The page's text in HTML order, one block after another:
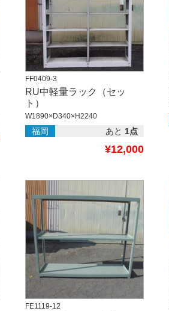
FF0409-3
RU中軽量ラック（セッ
ト）
W1890×D340×H2240
福岡 あと 1点
¥12,000
FE1119-12